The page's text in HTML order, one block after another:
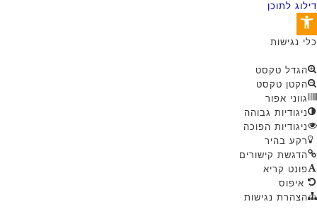
דילוג לתוכן
פתח סרגל נגישות
כלי נגישות
הגדל טקסט
הקטן טקסט
גווני אפור
ניגודיות גבוהה
ניגודיות הפוכה
רקע בהיר
הדגשת קישורים
פונט קריא
איפוס
הצהרת נגישות